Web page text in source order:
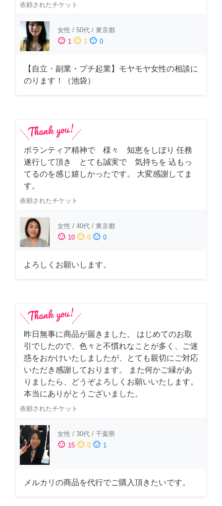
依頼されたチケット
女性 / 50代 / 東京都
sentiment_satisfied 1 sentiment_neutral 1 sentiment_dissatisfied 0
【自立・副業・プチ起業】モヤモヤ女性の相談に
のります！（池袋）
ボランティア精神で 様々 知恵をしぼり 任務
遂行して頂き とても誠実で 気持ちを 込もっ
てるのを感じ嬉しかったです。 大変感謝してま
す。
依頼されたチケット
女性 / 40代 / 東京都
sentiment_satisfied 10 sentiment_neutral 0 sentiment_dissatisfied 0
よろしくお願いします。
昨日無事に商品が届きました。 はじめてのお取
引でしたので、色々と不慣れなことが多く、ご迷
惑をおかけいたしましたが、とても親切にご対応
いただき感謝しております。 また何かご縁があ
りましたら、どうぞよろしくお願いいたします。
本当にありがとうございました。
依頼されたチケット
女性 / 30代 / 千葉県
sentiment_satisfied 15 sentiment_neutral 0 sentiment_dissatisfied 1
メルカリの商品を代行でご購入頂きたいです。